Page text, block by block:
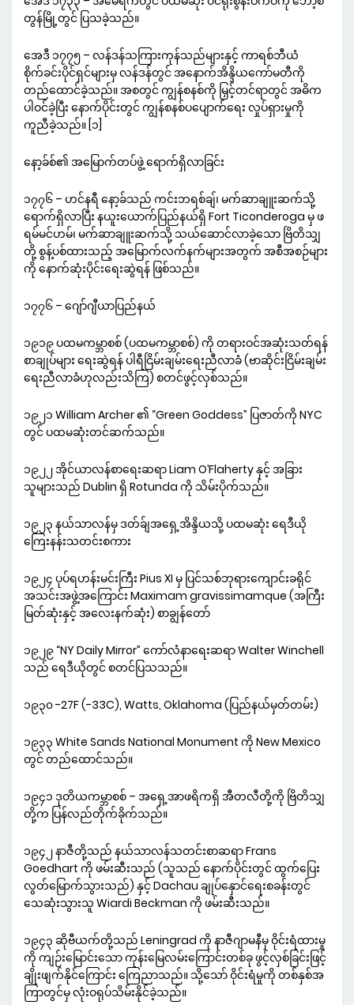
တွန်မြို့တွင် ပြသခဲ့သည်။
အေဒီ ၁၇၇၅ – လန်ဒန်သကြားကုန်သည်များနှင့် ကာရစ်ဘီယံ
စိုက်ခင်းပိုင်ရှင်များမှ လန်ဒန်တွင် အနောက်အိန္ဒိယကော်မတီကို
တည်ထောင်ခဲ့သည်။ အစတွင် ကျွန်စနစ်ကို မြှင့်တင်ရာတွင် အဓိက
ပါဝင်ခဲ့ပြီး နောက်ပိုင်းတွင် ကျွန်စနစ်ပပျောက်ရေး လှုပ်ရှားမှုကို
ကူညီခဲ့သည်။ [၁]
နော့ခ်စ်၏ အမြောက်တပ်ဖွဲ့ ရောက်ရှိလာခြင်း
၁၇၇၆ – ဟင်နရီ နော့ခ်သည် ကင်းဘရစ်ချ်၊ မက်ဆာချူးဆက်သို့
ရောက်ရှိလာပြီး နယူးယောက်ပြည်နယ်ရှိ Fort Ticonderoga မှ ဖ
ရမ်မင်ဟမ်၊ မက်ဆာချူးဆက်သို့ သယ်ဆောင်လာခဲ့သော ဗြိတိသျှ
တို့ စွန့်ပစ်ထားသည့် အမြောက်လက်နက်များအတွက် အစီအစဉ်များ
ကို နောက်ဆုံးပိုင်းရေးဆွဲရန် ဖြစ်သည်။
၁၇၇၆ – ဂျော်ဂျီယာပြည်နယ်
၁၉၁၉ ပထမကမ္ဘာစစ် (ပထမကမ္ဘာစစ်) ကို တရားဝင်အဆုံးသတ်ရန်
စာချုပ်များ ရေးဆွဲရန် ပါရီငြိမ်းချမ်းရေးညီလာခံ (ဗာဆိုင်းငြိမ်းချမ်း
ရေးညီလာခံဟုလည်းသိကြ) စတင်ဖွင့်လှစ်သည်။
၁၉၂၁ William Archer ၏ “Green Goddess” ပြဇာတ်ကို NYC
တွင် ပထမဆုံးတင်ဆက်သည်။
၁၉၂၂ အိုင်ယာလန်စာရေးဆရာ Liam O’Flaherty နှင့် အခြား
သူများသည် Dublin ရှိ Rotunda ကို သိမ်းပိုက်သည်။
၁၉၂၃ နယ်သာလန်မှ ဒတ်ခ်ျအရှေ့အိန္ဒိယသို့ ပထမဆုံး ရေဒီယို
ကြေးနန်းသတင်းစကား
၁၉၂၄ ပုပ်ရဟန်းမင်းကြီး Pius XI မှ ပြင်သစ်ဘုရားကျောင်းခရိုင်
အသင်းအဖွဲ့အကြောင်း Maximam gravissimamque (အကြီး
မြတ်ဆုံးနှင့် အလေးနက်ဆုံး) စာချွန်တော်
၁၉၂၉ “NY Daily Mirror” ကော်လံနာရေးဆရာ Walter Winchell
သည် ရေဒီယိုတွင် စတင်ပြသသည်။
၁၉၃၀ -27F (-33C), Watts, Oklahoma (ပြည်နယ်မှတ်တမ်း)
၁၉၃၃ White Sands National Monument ကို New Mexico
တွင် တည်ထောင်သည်။
၁၉၄၁ ဒုတိယကမ္ဘာစစ် – အရှေ့အာဖရိကရှိ အီတလီတို့ကို ဗြိတိသျှ
တို့က ပြန်လည်တိုက်ခိုက်သည်။
၁၉၄၂ နာဇီတို့သည် နယ်သာလန်သတင်းစာဆရာ Frans
Goedhart ကို ဖမ်းဆီးသည် (သူသည် နောက်ပိုင်းတွင် ထွက်ပြေး
လွတ်မြောက်သွားသည်) နှင့် Dachau ချုပ်နှောင်ရေးစခန်းတွင်
သေဆုံးသွားသူ Wiardi Beckman ကို ဖမ်းဆီးသည်။
၁၉၄၃ ဆိုဗီယက်တို့သည် Leningrad ကို နာဇီဂျာမနီမှ ဝိုင်းရံထားမှု
ကို ကျဉ်းမြောင်းသော ကုန်းမြေလမ်းကြောင်းတစ်ခု ဖွင့်လှစ်ခြင်းဖြင့်
ချိုးဖျက်နိုင်ကြောင်း ကြေညာသည်။ သို့သော် ဝိုင်းရံမှုကို တစ်နှစ်အ
ကြာတွင်မှ လုံးဝရုပ်သိမ်းနိုင်ခဲ့သည်။